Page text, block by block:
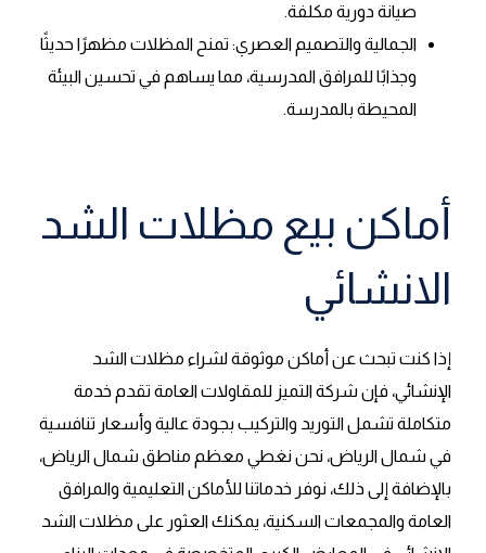
صيانة دورية مكلفة.
الجمالية والتصميم العصري: تمنح المظلات مظهرًا حديثًا
وجذابًا للمرافق المدرسية، مما يساهم في تحسين البيئة
المحيطة بالمدرسة.
أماكن بيع مظلات الشد
الانشائي
إذا كنت تبحث عن أماكن موثوقة لشراء مظلات الشد
الإنشائي، فإن شركة التميز للمقاولات العامة تقدم خدمة
متكاملة تشمل التوريد والتركيب بجودة عالية وأسعار تنافسية
في شمال الرياض، نحن نغطي معظم مناطق شمال الرياض،
بالإضافة إلى ذلك، نوفر خدماتنا للأماكن التعليمية والمرافق
العامة والمجمعات السكنية، يمكنك العثور على مظلات الشد